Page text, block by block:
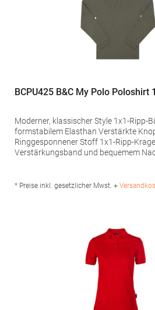
BCPU425 B&C My Polo Poloshirt
Moderner, klassischer Style 1x1-Ripp-Bündchen mit
formstabilem Elasthan Verstärkte Knopfleiste mit 2 Knöpfen
Ringgesponnener Stoff 1x1-Ripp-Kragen Schulternaht mit
Verstärkungsband und bequemem Nackenband
EtikettPfegehinweis: 40 °C
erlaubtGrammatur: 180 g/
* Preise inkl. gesetzlicher Mwst. +